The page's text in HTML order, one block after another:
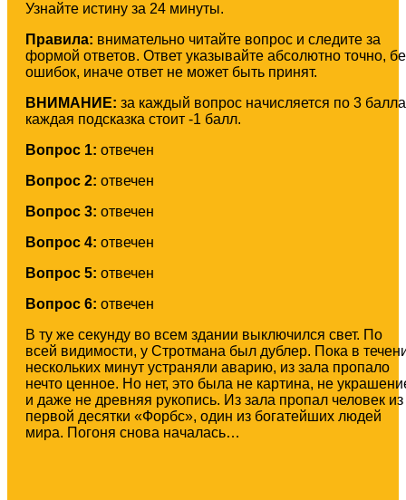
Узнайте истину за 24 минуты.
Правила: внимательно читайте вопрос и следите за
формой ответов. Ответ указывайте абсолютно точно,
ошибок, иначе ответ не может быть принят.
ВНИМАНИЕ: за каждый вопрос начисляется по 3
каждая подсказка стоит -1 балл.
Вопрос 1: отвечен
Вопрос 2: отвечен
Вопрос 3: отвечен
Вопрос 4: отвечен
Вопрос 5: отвечен
Вопрос 6: отвечен
В ту же секунду во всем здании выключился свет. По
всей видимости, у Стротмана был дублер. Пока в
нескольких минут устраняли аварию, из зала пропало
нечто ценное. Но нет, это была не картина, не
и даже не древняя рукопись. Из зала пропал человек из
первой десятки «Форбс», один из богатейших людей
мира. Погоня снова началась…